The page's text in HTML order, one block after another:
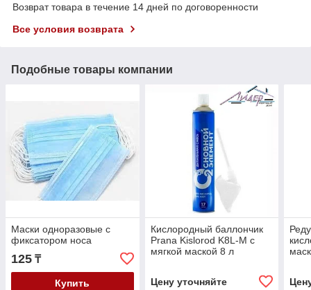
Возврат товара в течение 14 дней по договоренности
Все условия возврата
Подобные товары компании
Маски одноразовые с
фиксатором носа
125 ₸
Купить
Кислородный баллончик
Prana Kislorod K8L-M с
мягкой маской 8 л
Цену уточняйте